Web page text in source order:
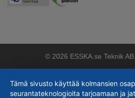
© 2026 ESSKA.se Teknik
Tämä sivusto käyttää kolmansien
seurantateknologioita tarjoamaan ja